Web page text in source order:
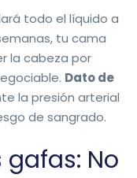
todo el líquido a
tu cama
la cabeza por
Dato de
la presión arterial
de sangrado.
gafas: No